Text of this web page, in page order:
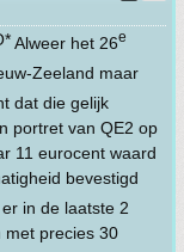
Alweer het 26e
Zeeland maar
dat die gelijk
portret van QE2 op
11 eurocent waard
bevestigd
in de laatste 2
met precies 30